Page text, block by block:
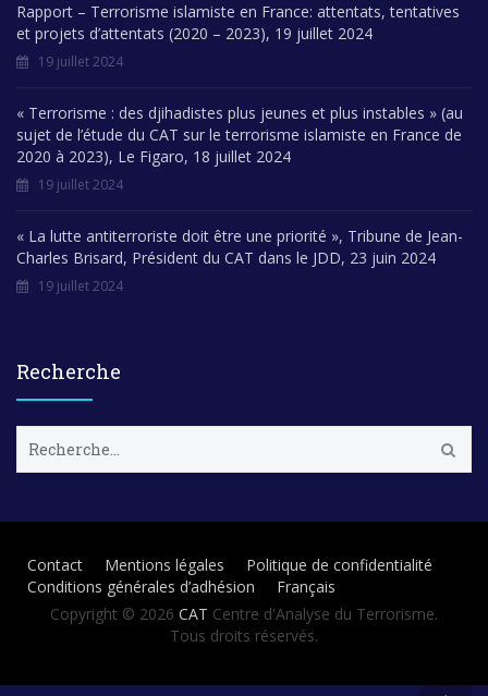
Rapport – Terrorisme islamiste en France: attentats, tentatives
et projets d’attentats (2020 – 2023), 19 juillet 2024
19 juillet 2024
« Terrorisme : des djihadistes plus jeunes et plus instables » (au
sujet de l’étude du CAT sur le terrorisme islamiste en France de
2020 à 2023), Le Figaro, 18 juillet 2024
19 juillet 2024
« La lutte antiterroriste doit être une priorité », Tribune de Jean-
Charles Brisard, Président du CAT dans le JDD, 23 juin 2024
19 juillet 2024
Recherche
c
e
Contact Mentions légales
Politique de confidentialité
Conditions générales d’adhésion
Français
Copyright © 2026 CAT Centre d'Analyse du Terrorisme.
Tous droits réservés.